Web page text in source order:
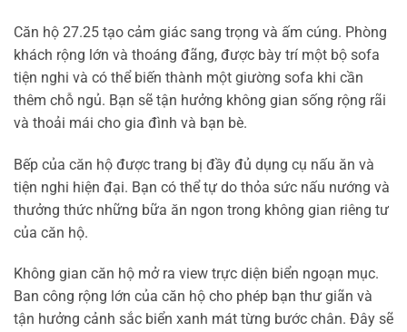
Căn hộ 27.25 tạo cảm giác sang trọng và ấm cúng. Phòng
khách rộng lớn và thoáng đãng, được bày trí một bộ sofa
tiện nghi và có thể biến thành một giường sofa khi cần
thêm chỗ ngủ. Bạn sẽ tận hưởng không gian sống rộng rãi
và thoải mái cho gia đình và bạn bè.
Bếp của căn hộ được trang bị đầy đủ dụng cụ nấu ăn và
tiện nghi hiện đại. Bạn có thể tự do thỏa sức nấu nướng và
thưởng thức những bữa ăn ngon trong không gian riêng tư
của căn hộ.
Không gian căn hộ mở ra view trực diện biển ngoạn mục.
Ban công rộng lớn của căn hộ cho phép bạn thư giãn và
tận hưởng cảnh sắc biển xanh mát từng bước chân. Đây sẽ